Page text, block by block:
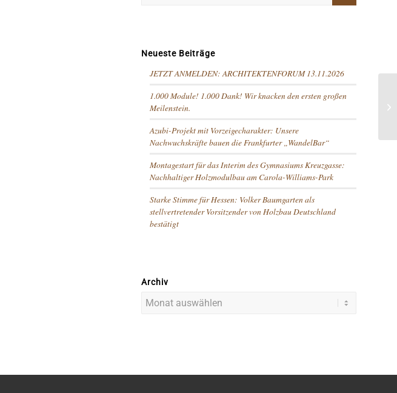
Neueste Beiträge
JETZT ANMELDEN: ARCHITEKTENFORUM 13.11.2026
1.000 Module! 1.000 Dank! Wir knacken den ersten großen
Meilenstein.
Azubi-Projekt mit Vorzeigecharakter: Unsere
Nachwuchskräfte bauen die Frankfurter „WandelBar“
Montagestart für das Interim des Gymnasiums Kreuzgasse:
Nachhaltiger Holzmodulbau am Carola-Williams-Park
Starke Stimme für Hessen: Volker Baumgarten als
stellvertretender Vorsitzender von Holzbau Deutschland
bestätigt
Archiv